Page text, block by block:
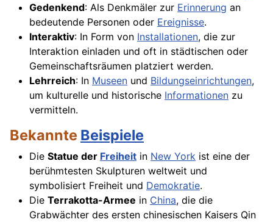
Gedenkend: Als Denkmäler zur Erinnerung an
bedeutende Personen oder Ereignisse.
Interaktiv: In Form von Installationen, die zur
Interaktion einladen und oft in städtischen oder
Gemeinschaftsräumen platziert werden.
Lehrreich: In Museen und Bildungseinrichtungen,
um kulturelle und historische Informationen zu
vermitteln.
Bekannte Beispiele
Die Statue der Freiheit in New York ist eine der
berühmtesten Skulpturen weltweit und
symbolisiert Freiheit und Demokratie.
Die Terrakotta-Armee in China, die die
Grabwächter des ersten chinesischen Kaisers Qin